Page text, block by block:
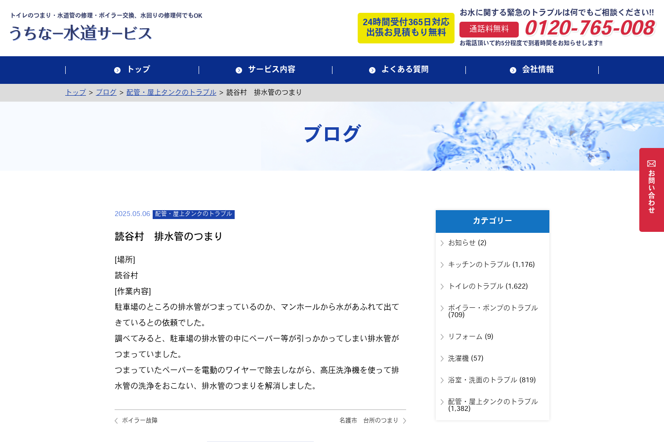
トイレのつまり・水道管の修理・ボイラー交換、水回りの修理何でもOK
24時間受付365日対応
出張お見積もり無料
お水に関する緊急のトラブルは何でもご相談ください!!
通話料無料 0120-765-008
お電話頂いて約5分程度で到着時間をお知らせします!!
トップ サービス内容 よくある質問 会社情報
トップ > ブログ > 配管・屋上タンクのトラブル > 読谷村 排水管のつまり
ブログ
2025.05.06 配管・屋上タンクのトラブル
読谷村 排水管のつまり
[場所]
読谷村
[作業内容]
駐車場のところの排水管がつまっているのか、マンホールから水があふれて出て
きているとの依頼でした。
調べてみると、駐車場の排水管の中にペーパー等が引っかかってしまい排水管が
つまっていました。
つまっていたペーパーを電動のワイヤーで除去しながら、高圧洗浄機を使って排
水管の洗浄をおこない、排水管のつまりを解消しました。
ボイラー故障 名護市 台所のつまり
カテゴリー
お知らせ (2)
キッチンのトラブル(1,176)
トイレのトラブル(1,622)
ボイラー・ポンプのトラブル
(709)
リフォーム (9)
洗濯機(57)
浴室・洗面のトラブル(819)
配管・屋上タンクのトラブル
(1,382)
お
問
い
合
わ
せ